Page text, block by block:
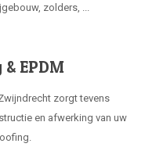
zolders, ...
EPDM
zorgt tevens
en afwerking van uw